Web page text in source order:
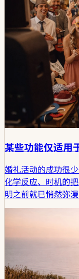
某些功能仅适用
婚礼活动的成功很
化学反应、时机的
明之前就已悄然弥